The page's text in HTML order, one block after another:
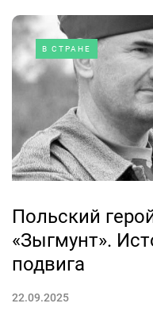
В СТРАНЕ
Польский
«Зыгмунт».
подвига
22.09.2025